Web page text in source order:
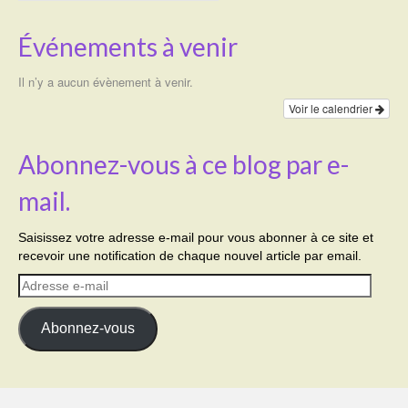
Événements à venir
Il n’y a aucun évènement à venir.
Voir le calendrier
Abonnez-vous à ce blog par e-
mail.
Saisissez votre adresse e-mail pour vous abonner à ce site et
recevoir une notification de chaque nouvel article par email.
Adresse
e-
mail
Abonnez-vous